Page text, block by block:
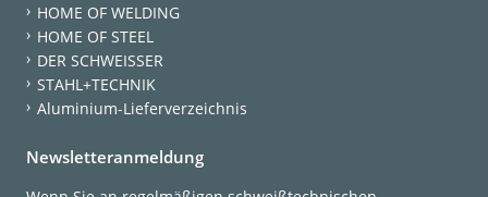
HOME OF WELDING
HOME OF STEEL
DER SCHWEISSER
STAHL+TECHNIK
Aluminium-Lieferverzeichnis
Newsletteranmeldung